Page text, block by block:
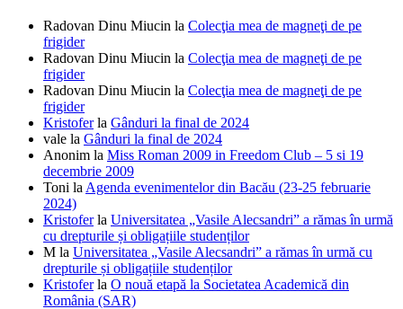
Radovan Dinu Miucin la Colecţia mea de magneţi de pe
frigider
Radovan Dinu Miucin la Colecţia mea de magneţi de pe
frigider
Radovan Dinu Miucin la Colecţia mea de magneţi de pe
frigider
Kristoferla Gânduri la final de 2024
vale la Gânduri la final de 2024
Anonim la Miss Roman 2009 in Freedom Club – 5 si 19
decembrie 2009
Toni la Agenda evenimentelor din Bacău (23-25 februarie
2024)
Kristoferla Universitatea „Vasile Alecsandri” a rămas în urmă
cu drepturile și obligațiile studenților
M la Universitatea „Vasile Alecsandri” a rămas în urmă cu
drepturile și obligațiile studenților
Kristoferla O nouă etapă la Societatea Academică din
România (SAR)